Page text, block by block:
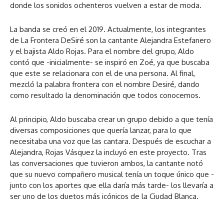
donde los sonidos ochenteros vuelven a estar de moda.
La banda se creó en el 2019. Actualmente, los integrantes
de La Frontera DeSiré son la cantante Alejandra Estefanero
y el bajista Aldo Rojas. Para el nombre del grupo, Aldo
contó que -inicialmente- se inspiró en Zoé, ya que buscaba
que este se relacionara con el de una persona. Al final,
mezcló la palabra frontera con el nombre Desiré, dando
como resultado la denominación que todos conocemos.
Al principio, Aldo buscaba crear un grupo debido a que tenía
diversas composiciones que quería lanzar, para lo que
necesitaba una voz que las cantara. Después de escuchar a
Alejandra, Rojas Vásquez la incluyó en este proyecto. Tras
las conversaciones que tuvieron ambos, la cantante notó
que su nuevo compañero musical tenía un toque único que -
junto con los aportes que ella daría más tarde- los llevaría a
ser uno de los duetos más icónicos de la Ciudad Blanca.